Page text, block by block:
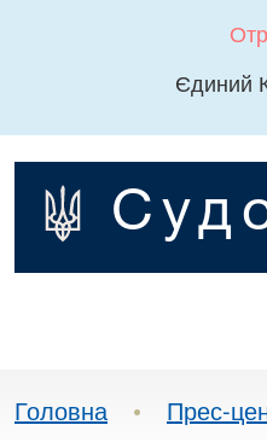
Єдиний
Головна • Прес-